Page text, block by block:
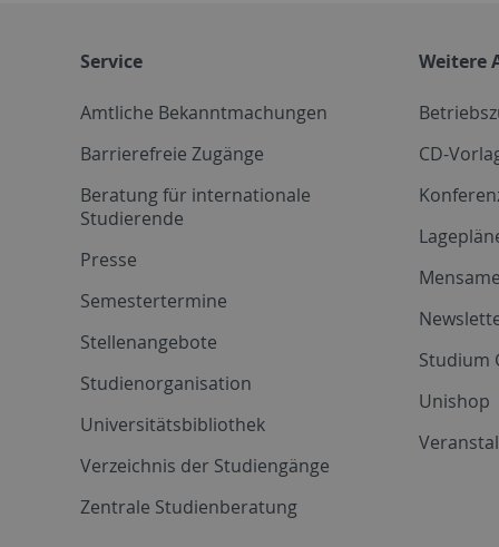
Service
Amtliche Bekanntmachungen
Barrierefreie Zugänge
Beratung für internationale
Studierende
Presse
Semestertermine
Stellenangebote
Studienorganisation
Universitätsbibliothek
Verzeichnis der Studiengänge
Zentrale Studienberatung
Weitere
CD-
Studium
Unishop